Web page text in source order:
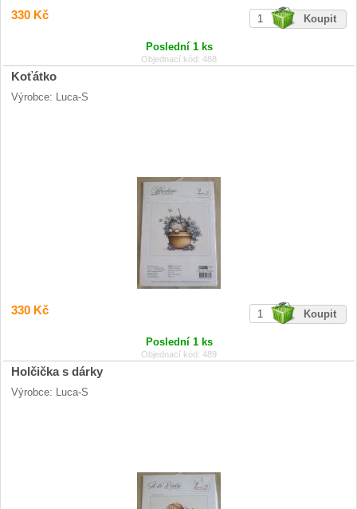
330 Kč
Poslední 1 ks
Objednací kód: 488
Koťátko
Výrobce: Luca-S
330 Kč
Poslední 1 ks
Objednací kód: 489
Holčička s dárky
Výrobce: Luca-S